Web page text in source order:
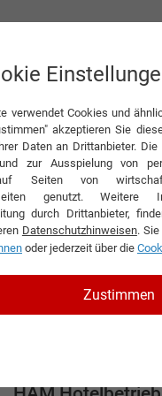
Interview mit
Geschäftsführer
sowie Präsident
Anschutz
verwendet Cookies und
akzeptieren Sie
Daten an Drittanbieter.
zur Ausspielung von
Seiten von
genutzt. Weitere
durch Drittanbieter,
Datenschutzhinweisen. Sie
oder jederzeit über die
Zustimmen